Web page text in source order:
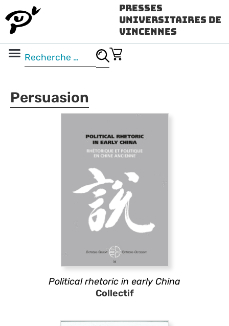
Presses
Universitaires de
Vincennes
Persuasion
Political rhetoric in early China
Collectif